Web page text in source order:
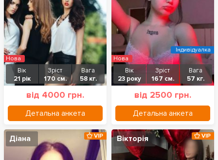
Вік
21 рік
Зріст
170 см.
Вага
58 кг.
від 4000 грн.
Детальна анкета
Нова
Вік
23 року
Зріст
167 см.
Вага
57 кг.
від 2500 грн.
Детальна анкета
Нова
Індивідуалка
Діана VIP Вікторія VIP